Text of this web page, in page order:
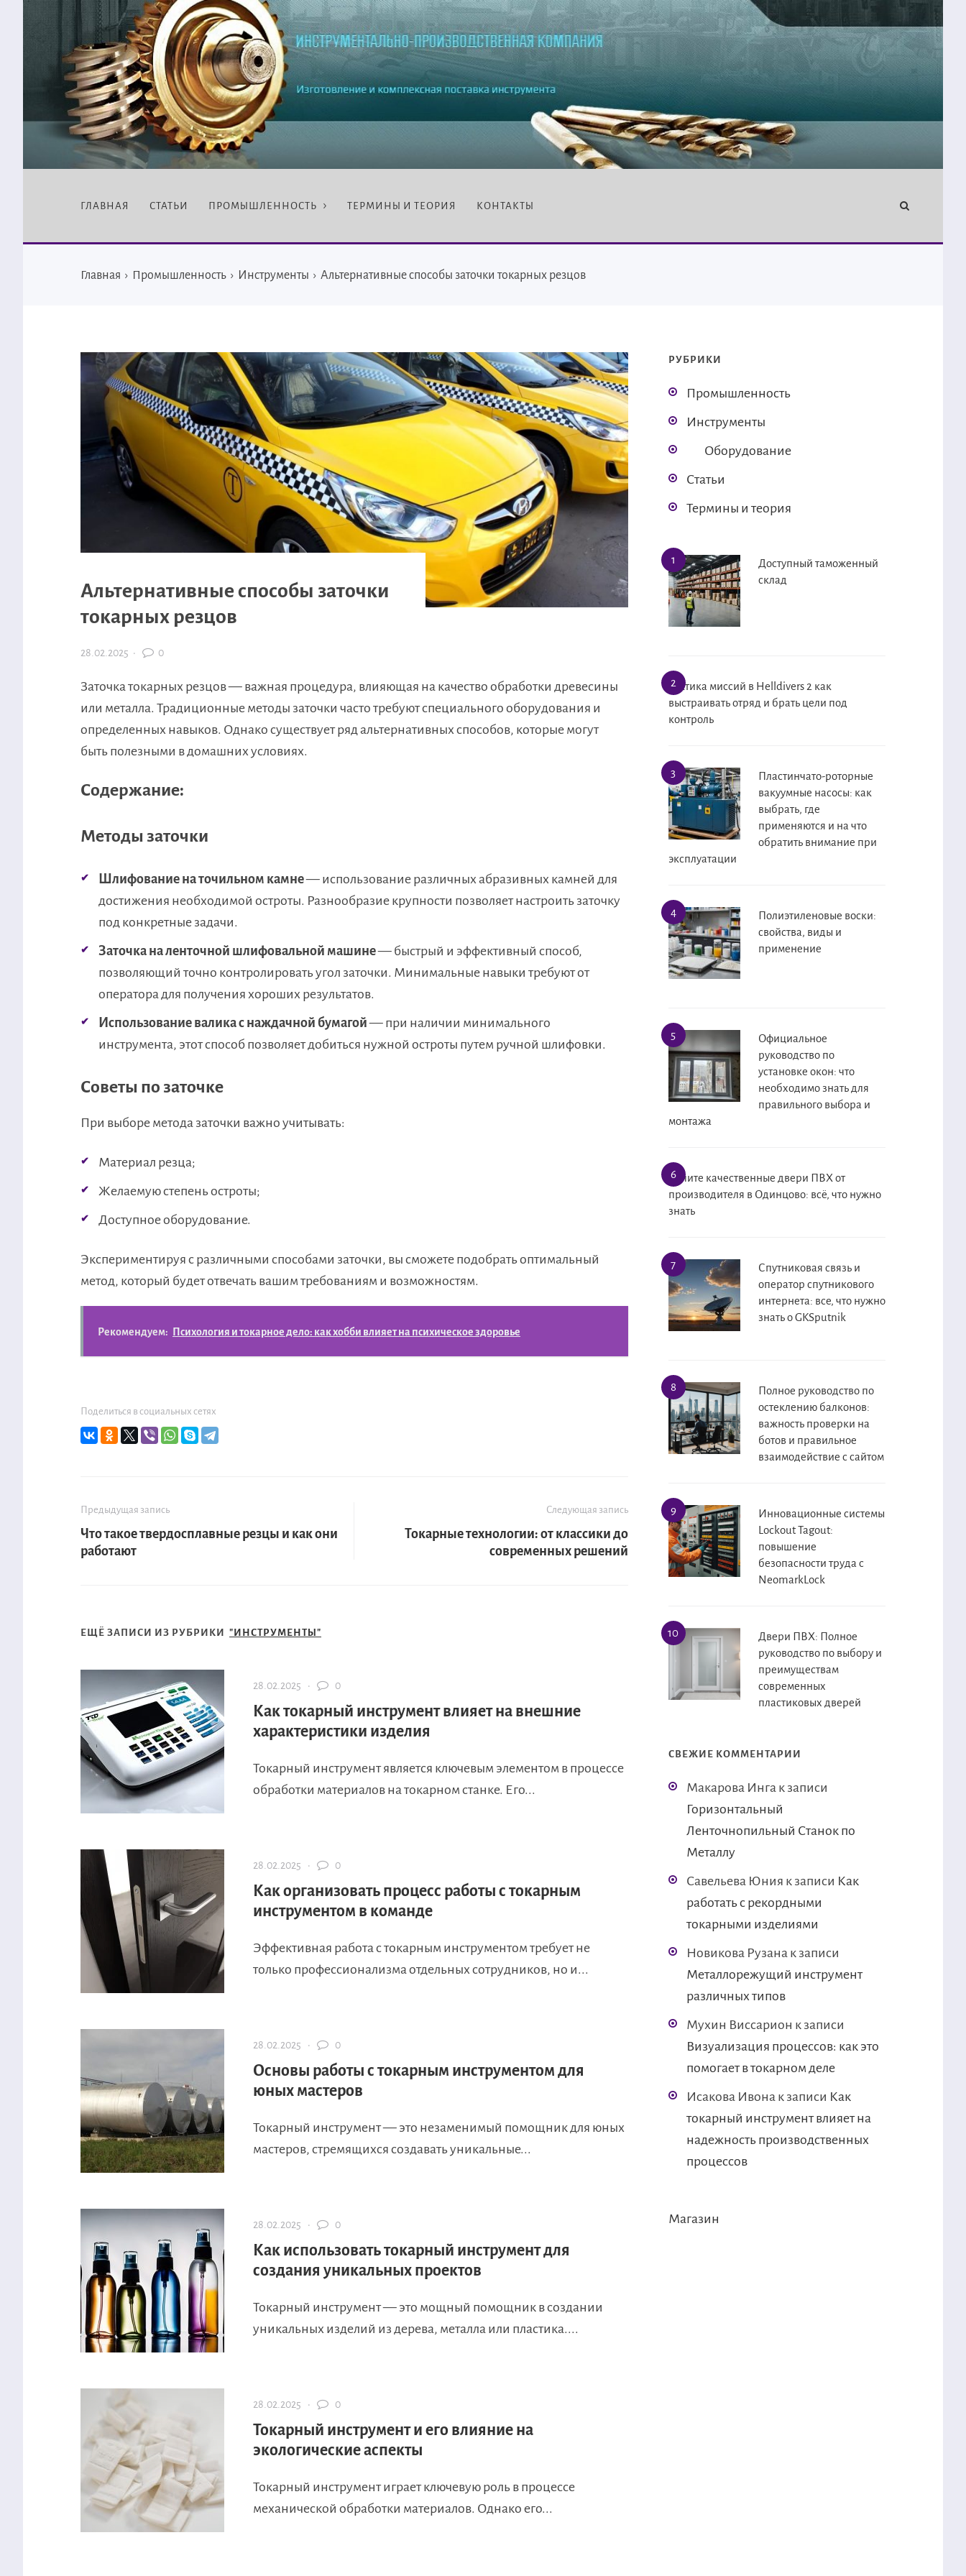
ГЛАВНАЯ СТАТЬИ ПРОМЫШЛЕННОСТЬ ТЕРМИНЫ И ТЕОРИЯ КОНТАКТЫ
Главная › Промышленность › Инструменты › Альтернативные способы заточки токарных резцов
Альтернативные способы заточки
токарных резцов
28.02.2025 · 0
Заточка токарных резцов — важная процедура, влияющая на качество обработки древесины
или металла. Традиционные методы заточки часто требуют специального оборудования и
определенных навыков. Однако существует ряд альтернативных способов, которые могут
быть полезными в домашних условиях.
Содержание:
Методы заточки
Шлифование на точильном камне— использование различных абразивных камней для
достижения необходимой остроты. Разнообразие крупности позволяет настроить заточку
под конкретные задачи.
Заточка на ленточной шлифовальной машине— быстрый и эффективный способ,
позволяющий точно контролировать угол заточки. Минимальные навыки требуют от
оператора для получения хороших результатов.
Использование валика с наждачной бумагой— при наличии минимального
инструмента, этот способ позволяет добиться нужной остроты путем ручной шлифовки.
Советы по заточке
При выборе метода заточки важно учитывать:
Материал резца;
Желаемую степень остроты;
Доступное оборудование.
Экспериментируя с различными способами заточки, вы сможете подобрать оптимальный
метод, который будет отвечать вашим требованиям и возможностям.
Рекомендуем: Психология и токарное дело: как хобби влияет на психическое здоровье
Поделиться в социальных сетях
Предыдущая запись
Что такое твердосплавные резцы и как они
работают
Следующая запись
Токарные технологии: от классики до
современных решений
ЕЩЁ ЗАПИСИ ИЗ РУБРИКИ "ИНСТРУМЕНТЫ"
28.02.2025 · 0
Как токарный инструмент влияет на внешние
характеристики изделия
Токарный инструмент является ключевым элементом в процессе
обработки материалов на токарном станке. Его...
28.02.2025 · 0
Как организовать процесс работы с токарным
инструментом в команде
Эффективная работа с токарным инструментом требует не
только профессионализма отдельных сотрудников, но и...
28.02.2025 · 0
Основы работы с токарным инструментом для
юных мастеров
Токарный инструмент — это незаменимый помощник для юных
мастеров, стремящихся создавать уникальные...
28.02.2025 · 0
Как использовать токарный инструмент для
создания уникальных проектов
Токарный инструмент — это мощный помощник в создании
уникальных изделий из дерева, металла или пластика....
28.02.2025 · 0
Токарный инструмент и его влияние на
экологические аспекты
Токарный инструмент играет ключевую роль в процессе
механической обработки материалов. Однако его...
РУБРИКИ
Промышленность
Инструменты
Оборудование
Статьи
Термины и теория
Доступный таможенный
склад
Тактика миссий в Helldivers 2 как
выстраивать отряд и брать цели под
контроль
Пластинчато-роторные
вакуумные насосы: как
выбрать, где
применяются и на что
обратить внимание при
эксплуатации
Полиэтиленовые воски:
свойства, виды и
применение
Официальное
руководство по
установке окон: что
необходимо знать для
правильного выбора и
монтажа
Купите качественные двери ПВХ от
производителя в Одинцово: всё, что нужно
знать
Спутниковая связь и
оператор спутникового
интернета: все, что нужно
знать о GKSputnik
Полное руководство по
остеклению балконов:
важность проверки на
ботов и правильное
взаимодействие с сайтом
Инновационные системы
Lockout Tagout:
повышение
безопасности труда с
NeomarkLock
Двери ПВХ: Полное
руководство по выбору и
преимуществам
современных
пластиковых дверей
СВЕЖИЕ КОММЕНТАРИИ
Макарова Инга к записи
Горизонтальный
Ленточнопильный Станок по
Металлу
Савельева Юния к записи Как
работать с рекордными
токарными изделиями
Новикова Рузана к записи
Металлорежущий инструмент
различных типов
Мухин Виссарион к записи
Визуализация процессов: как это
помогает в токарном деле
Исакова Ивона к записи Как
токарный инструмент влияет на
надежность производственных
процессов
Магазин